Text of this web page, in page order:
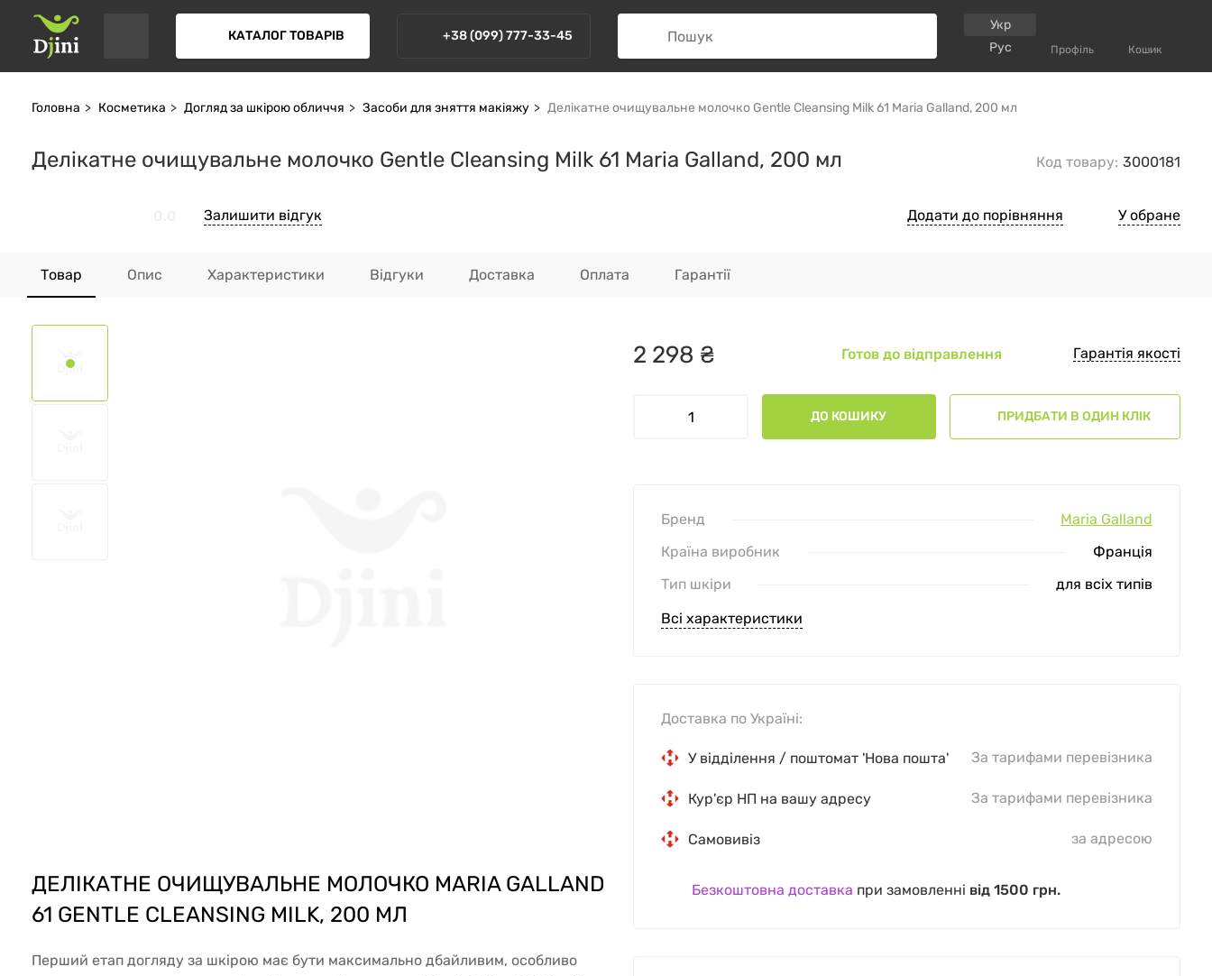
КАТАЛОГ ТОВАРІВ +38 (099) 777-33-45
Укр
Рус
Профіль Кошик
Головна Косметика Догляд за шкірою обличчя Засоби для зняття макіяжу Делікатне очищувальне молочко Gentle Cleansing Milk 61 Maria Galland, 200 мл
Делікатне очищувальне молочко Gentle Cleansing Milk 61 Maria Galland, 200 мл Код товару: 3000181
Залишити відгук Додати до порівняння У обране
Товар Опис Характеристики Відгуки Доставка Оплата Гарантії
ДЕЛІКАТНЕ ОЧИЩУВАЛЬНЕ МОЛОЧКО MARIA GALLAND
61 GENTLE CLEANSING MILK, 200 МЛ
Перший етап догляду за шкірою має бути максимально дбайливим, особливо
2 298 ₴ Готов до відправлення Гарантія якості
ДО КОШИКУ ПРИДБАТИ В ОДИН КЛІК
Доставка по Україні:
У відділення / поштомат 'Нова пошта' За тарифами перевізника
Кур'єр НП на вашу адресу За тарифами перевізника
Самовивіз за адресою
Безкоштовна доставка при замовленні від 1500 грн.
Бренд
Maria Galland
Країна виробник
Франція
Тип шкіри
для всіх типів
Всі характеристики